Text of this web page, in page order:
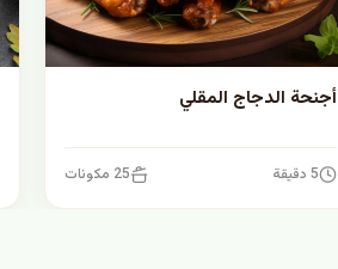
أجنحة الدجاج المقلي
5 دقيقة 25 مكونات